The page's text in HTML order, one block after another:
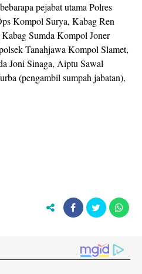
pejabat utama Polres
Kompol Surya, Kabag Ren
Sumda Kompol Joner
Tanahjawa Kompol Slamet,
Joni Sinaga, Aiptu Sawal
(pengambil sumpah jabatan),